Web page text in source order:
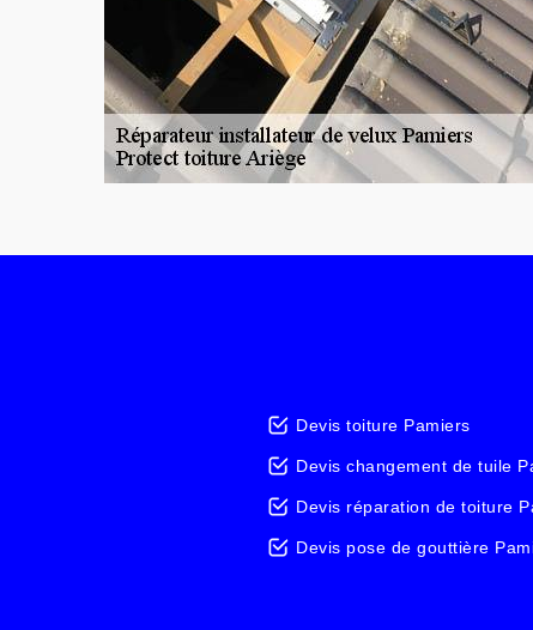
Devis toiture Pamiers
Devis changement de tuile
Devis réparation de toiture
Devis pose de gouttière